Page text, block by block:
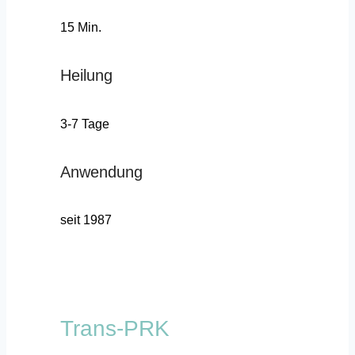
15 Min.
Heilung
3-7 Tage
Anwendung
seit 1987
Trans-PRK